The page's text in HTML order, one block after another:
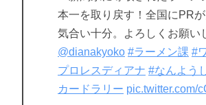
本一を取り戻す！全国にPR
気合い十分。よろしくお願い
@dianakyoko #ラーメン課 #
プロレスディアナ #なんよう
カードラリー pic.twitter.com/